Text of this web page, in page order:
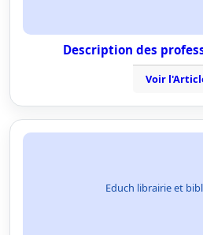
Description des
Voir
Educh librairie et